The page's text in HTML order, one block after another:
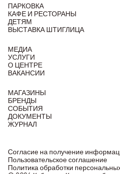
ПАРКОВКА
КАФЕ И РЕСТОРАНЫ
ДЕТЯМ
ВЫСТАВКА ШТИГЛИЦА
МЕДИА
УСЛУГИ
О ЦЕНТРЕ
ВАКАНСИИ
МАГАЗИНЫ
БРЕНДЫ
СОБЫТИЯ
ДОКУМЕНТЫ
ЖУРНАЛ
Согласие на получение
Пользовательское соглашение
Политика обработки